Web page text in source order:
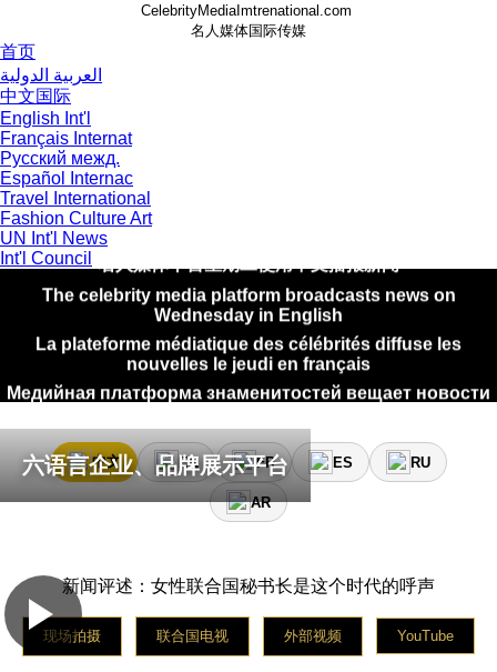
CelebrityMediaImtrenational.com
名人媒体国际传媒
首页
العربية الدولية
中文国际
English Int'l
Français Internat
Русский межд.
Español Internac
Travel International
Fashion Culture Art
UN Int'l News
Int'l Council
منصة وسائل الإعلام المشاهير تبث الأخبار يوم الاثنين باللغة العربي
The celebrity media platform broadcasts news on
Wednesday in English
La plateforme médiatique des célébrités diffuse les
nouvelles le jeudi en français
Медийная платформа знаменитостей вещает новости
в пятницу на русском языке
La plataforma de medios de celebridades transmite
noticias el sábado en español
منصة وسائل الإعلام المشاهير تبث الأخبار يوم الاثنين باللغة العربي
名人媒体平台星期二使用中文播报新闻
La plateforme médiatique des célébrités diffuse les
nouvelles le jeudi en français
Медийная платформа знаменитостей вещает новости
в пятницу на русском языке
六语言企业、品牌展示平台
中文 EN FR ES RU
AR
新闻评述：女性联合国秘书长是这个时代的呼声
现场拍摄 联合国电视 外部视频 YouTube